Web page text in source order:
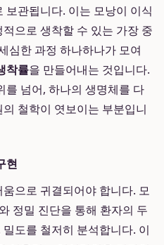
관됩니다. 이는 모낭이 이식
으로 생착할 수 있는 가장 중
심한 과정 하나하나가 모여
착률을 만들어내는 것입니다.
를 넘어, 하나의 생명체를 다
철학이 엿보이는 부분입니
현
으로 귀결되어야 합니다. 모
정밀 진단을 통해 환자의 두
도를 철저히 분석합니다. 이